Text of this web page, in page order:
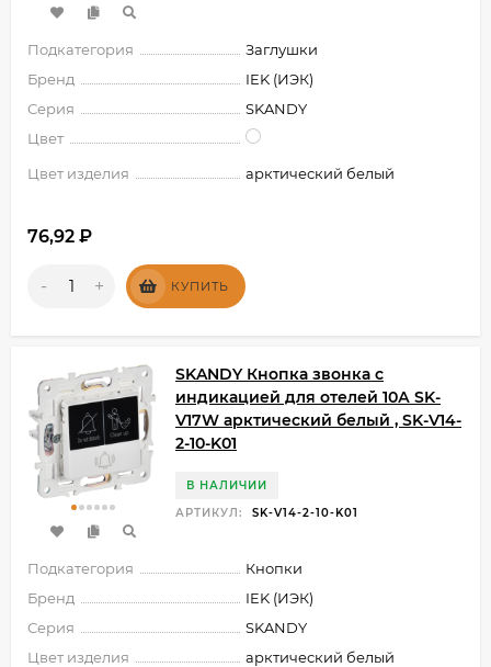
Подкатегория
Заглушки
Бренд
IEK (ИЭК)
Серия
SKANDY
Цвет
Цвет изделия
арктический белый
76,92 ₽
- + КУПИТЬ
SKANDY Кнопка звонка с
индикацией для отелей 10А SK-
V17W арктический белый , SK-V14-
2-10-K01
В НАЛИЧИИ
АРТИКУЛ:
SK-V14-2-10-K01
Подкатегория
Кнопки
Бренд
IEK (ИЭК)
Серия
SKANDY
Цвет изделия
арктический белый